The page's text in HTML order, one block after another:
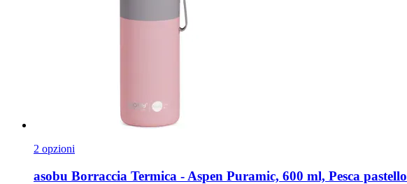
2 opzioni
asobu Borraccia Termica -​ Aspen Puramic, 600 ml, Pesca pastello